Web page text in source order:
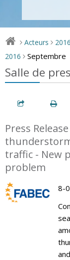
> Acteurs > 2016
2016 > Septembre
Salle de
Press
traffic - New
problem
8-